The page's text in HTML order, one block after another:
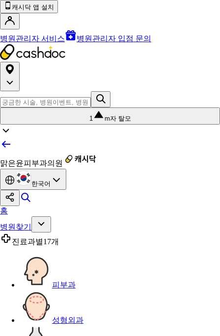
캐시닥 앱 설치
병원관리자 서비스 병원관리자 입점 문의
1 m자 탈모
맑은윤피부과의원
한국어
홈
병원찾기
진료과별17개
피부과
성형외과